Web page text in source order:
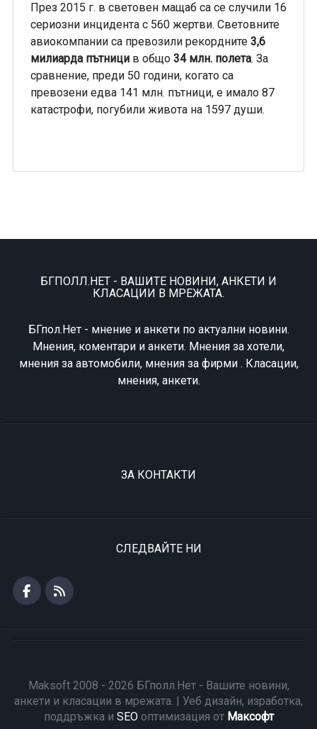
През 2015 г. в световен мащаб са се случили 16
сериозни инцидента с 560 жертви. Световните
авиокомпании са превозили рекордните 3,6
милиарда пътницив общо 34 млн. полета. За
сравнение, преди 50 години, когато са
превозени едва 141 млн. пътници, е имало 87
катастрофи, погубили живота на 1597 души.
БГПОЛЛ.НЕТ - ВАШИТЕ НОВИНИ, АНКЕТИ И
КЛАСАЦИИ В МРЕЖАТА.
БГпол.Нет - мнение и анкети по актуални новини.
Мнения, коментари и анкети. Мнения за хотели,
мнения за автомобили, мнения за фирми . Класации,
мнения, анкети.
ЗА КОНТАКТИ
СЛЕДВАЙТЕ НИ
Maksoft 2008 - 2026 БГполл.Нет - Вашите новини,
анкети и класации в мрежата. | Уеб дизайн, изработка,
поддръжка и SEOоптимизация от Максофт